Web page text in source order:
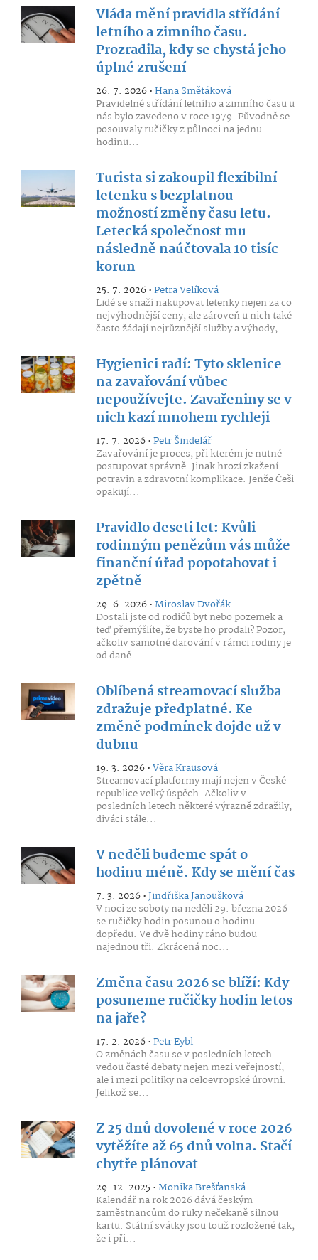
Vláda mění pravidla střídání
letního a zimního času.
Prozradila, kdy se chystá jeho
úplné zrušení
26. 7. 2026 •Hana Smětáková
Pravidelné střídání letního a zimního času u
nás bylo zavedeno v roce 1979. Původně se
posouvaly ručičky z půlnoci na jednu
hodinu...
Turista si zakoupil flexibilní
letenku s bezplatnou
možností změny času letu.
Letecká společnost mu
následně naúčtovala 10 tisíc
korun
25. 7. 2026 •Petra Velíková
Lidé se snaží nakupovat letenky nejen za co
nejvýhodnější ceny, ale zároveň u nich také
často žádají nejrůznější služby a výhody,...
Hygienici radí: Tyto sklenice
na zavařování vůbec
nepoužívejte. Zavařeniny se v
nich kazí mnohem rychleji
17. 7. 2026 •Petr Šindelář
Zavařování je proces, při kterém je nutné
postupovat správně. Jinak hrozí zkažení
potravin a zdravotní komplikace. Jenže Češi
opakují...
Pravidlo deseti let: Kvůli
rodinným penězům vás může
finanční úřad popotahovat i
zpětně
29. 6. 2026 •Miroslav Dvořák
Dostali jste od rodičů byt nebo pozemek a
teď přemýšlíte, že byste ho prodali? Pozor,
ačkoliv samotné darování v rámci rodiny je
od daně...
Oblíbená streamovací služba
zdražuje předplatné. Ke
změně podmínek dojde už v
dubnu
19. 3. 2026 •Věra Krausová
Streamovací platformy mají nejen v České
republice velký úspěch. Ačkoliv v
posledních letech některé výrazně zdražily,
diváci stále...
V neděli budeme spát o
hodinu méně. Kdy se mění čas
7. 3. 2026 •Jindřiška Janoušková
V noci ze soboty na neděli 29. března 2026
se ručičky hodin posunou o hodinu
dopředu. Ve dvě hodiny ráno budou
najednou tři. Zkrácená noc...
Změna času 2026 se blíží: Kdy
posuneme ručičky hodin letos
na jaře?
17. 2. 2026 •Petr Eybl
O změnách času se v posledních letech
vedou časté debaty nejen mezi veřejností,
ale i mezi politiky na celoevropské úrovni.
Jelikož se...
Z 25 dnů dovolené v roce 2026
vytěžíte až 65 dnů volna. Stačí
chytře plánovat
29. 12. 2025 •Monika Brešťanská
Kalendář na rok 2026 dává českým
zaměstnancům do ruky nečekaně silnou
kartu. Státní svátky jsou totiž rozložené tak,
že i při...